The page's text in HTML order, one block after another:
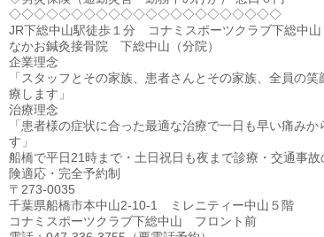
◇◇◇◇◇◇◇◇◇◇◇◇◇◇◇◇◇◇◇◇◇◇
JR下総中山駅徒歩１分 コナミスポーツクラブ下総中山
なかお鍼灸接骨院 下総中山（分院）
企業理念
「スタッフとその家族、患者さんとその家族、全員の笑
療します」
治療理念
「患者様の症状に合った最適な治療で一日も早い痛みか
す」
船橋で平日21時まで・土日祝日も夜まで診療・交通事故
険適応・完全予約制
〒273-0035
千葉県船橋市本中山2-10-1 ミレニティー中山５階
コナミスポーツクラブ下総中山 フロント前